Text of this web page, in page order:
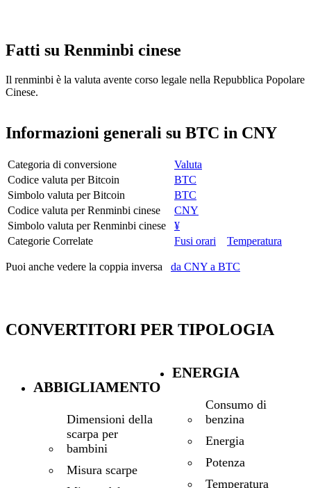
Fatti su Renminbi cinese
Il renminbi è la valuta avente corso legale nella Repubblica Popolare
Cinese.
Informazioni generali su BTC in CNY
Categoria di conversione
Valuta
Codice valuta per Bitcoin
BTC
Simbolo valuta per Bitcoin
BTC
Codice valuta per Renminbi cinese
CNY
Simbolo valuta per Renminbi cinese
¥
Categorie Correlate
Fusi orari Temperatura
Puoi anche vedere la coppia inversa da CNY a BTC
CONVERTITORI PER TIPOLOGIA
ABBIGLIAMENTO
Dimensioni della
scarpa per
bambini
Misura scarpe
ENERGIA
Consumo di
benzina
Energia
Potenza
Temperatura